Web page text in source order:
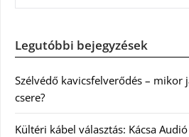
Legutóbbi bejegyzések
Szélvédő kavicsfelverődés –
csere?
Kültéri kábel választás: Kácsa